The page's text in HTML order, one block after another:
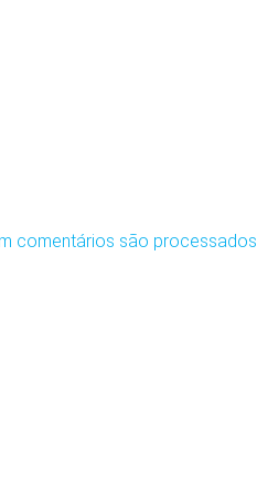
comentários são processados